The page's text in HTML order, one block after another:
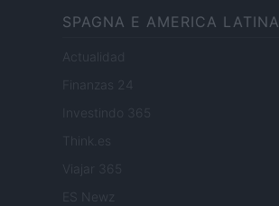
SPAGNA E AMERICA LATINA
Actualidad
Finanzas 24
Investindo 365
Think.es
Viajar 365
ES Newz